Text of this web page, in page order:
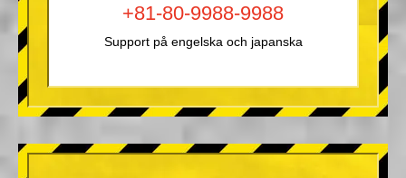
+81-80-9988-9988
Support på engelska och japanska